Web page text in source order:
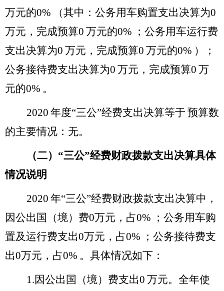
万元的0% （其中：公务用车购置支出决算为0
万元，完成预算0 万元的0% ；公务用车运行费
支出决算为0 万元，完成预算0 万元的0% ）；
公务接待费支出决算为0 万元，完成预算0 万
元的0% 。
2020 年度“三公”经费支出决算等于预算数
的主要情况： 无。
（二）“三公”经费财政拨款支出决算具体
情况说明
2020 年“三公”经费财政拨款支出决算中，
因公出国（境）费0万元，占0% ；公务用车购
置及运行费支出0万元，占0% ；公务接待费支
出0万元，占0% 。具体情况如下：
1.因公出国（境）费支出0 万元。全年使